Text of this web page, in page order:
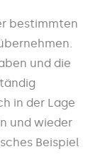
bestimmten
und die
in der Lage
und wieder
Beispiel